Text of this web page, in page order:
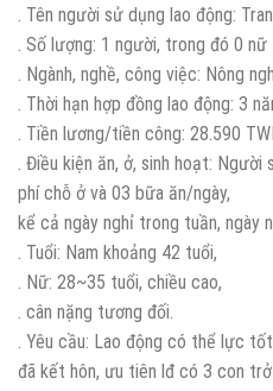
. Tên người sử dụng lao động:
. Số lượng: 1 người, trong đó 0 nữ
. Ngành, nghề, công việc: Nông
. Thời hạn hợp đồng lao động: 3
. Tiền lương/tiền công: 28.590
. Điều kiện ăn, ở, sinh hoạt:
phí chỗ ở và 03 bữa ăn/ngày,
kể cả ngày nghỉ trong tuần, ngày
. Tuổi: Nam khoảng 42 tuổi,
. Nữ: 28~35 tuổi, chiều cao,
. cân nặng tương đối.
. Yêu cầu: Lao động có thể lực
đã kết hôn, ưu tiên lđ có 3 con